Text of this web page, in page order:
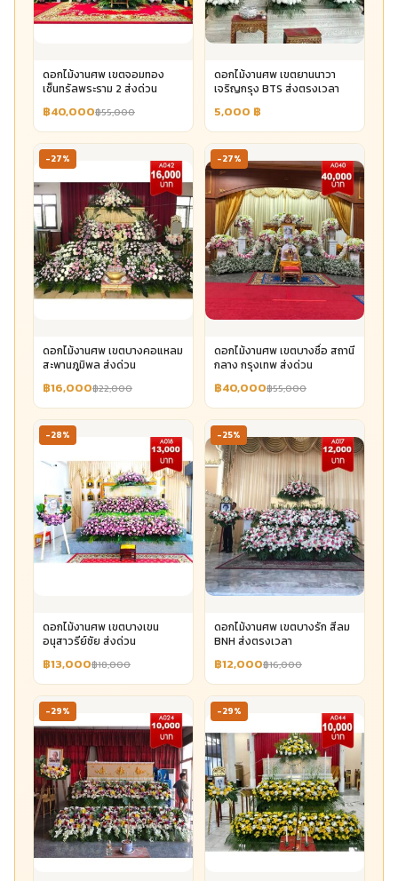
ดอกไม้งานศพ เขตจอมทอง
เซ็นทรัลพระราม 2 ส่งด่วน
฿40,000฿55,000
ดอกไม้งานศพ เขตยานนาวา
เจริญกรุง BTS ส่งตรงเวลา
5,000 ฿
-27%
ดอกไม้งานศพ เขตบางคอแหลม
สะพานภูมิพล ส่งด่วน
฿16,000฿22,000
-27%
ดอกไม้งานศพ เขตบางซื่อ สถานี
กลาง กรุงเทพ ส่งด่วน
฿40,000฿55,000
-28%
ดอกไม้งานศพ เขตบางเขน
อนุสาวรีย์ชัย ส่งด่วน
฿13,000฿18,000
-25%
ดอกไม้งานศพ เขตบางรัก สีลม
BNH ส่งตรงเวลา
฿12,000฿16,000
-29% -29%